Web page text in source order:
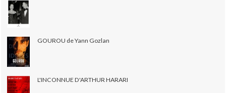
GOUROU de Yann Gozlan
L'INCONNUE D'ARTHUR HARARI